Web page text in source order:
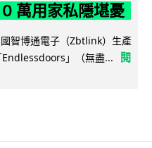
萬用家私隱堪憂
智博通電子（Zbtlink）生產
」（無盡...
閱